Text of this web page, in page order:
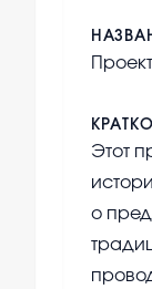
Этот
о